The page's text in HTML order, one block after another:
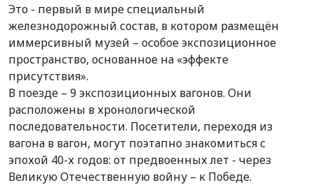
Это - первый в мире специальный
железнодорожный состав, в котором размещён
иммерсивный музей – особое экспозиционное
пространство, основанное на «эффекте
присутствия».
В поезде – 9 экспозиционных вагонов. Они
расположены в хронологической
последовательности. Посетители, переходя из
вагона в вагон, могут поэтапно знакомиться с
эпохой 40-х годов: от предвоенных лет - через
Великую Отечественную войну – к Победе.